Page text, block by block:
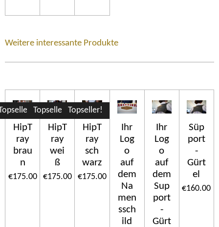
Weitere interessante Produkte
HipT
ray
brau
n
€175.00
Topseller!
HipT
ray
wei
ß
€175.00
Topseller!
HipT
ray
sch
warz
€175.00
Ihr
Log
o
auf
dem
Na
men
ssch
ild
Ihr
Log
o
auf
dem
Sup
port
-
Gürt
Süp
port
-
Gürt
el
€160.00